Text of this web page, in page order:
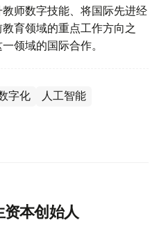
师数字技能、将国际先进经
育领域的重点工作方向之
领域的国际合作。
字化 人工智能
资本创始人